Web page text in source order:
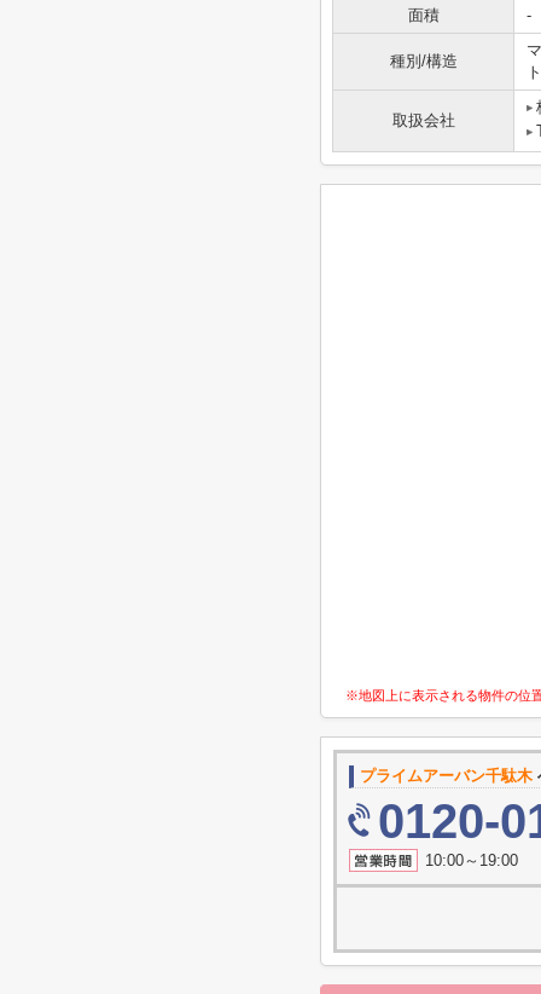
面積
-
種別/構造
ト
取扱会社
※地図上に表示される物件の位
プライムアーバン千駄木
0120-
10:00～19:00